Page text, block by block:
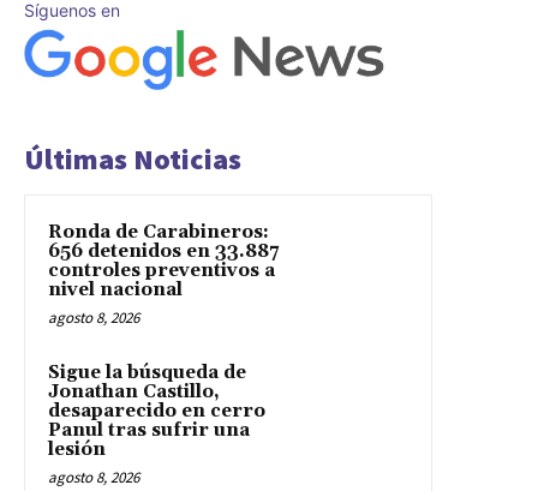
Síguenos en
Últimas Noticias
Ronda de Carabineros:
656 detenidos en 33.887
controles preventivos a
nivel nacional
agosto 8, 2026
Sigue la búsqueda de
Jonathan Castillo,
desaparecido en cerro
Panul tras sufrir una
lesión
agosto 8, 2026